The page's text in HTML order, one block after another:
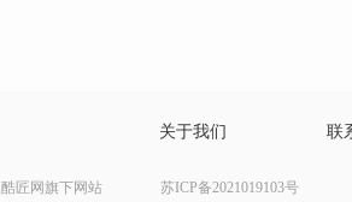
关于我们 联
酷匠网旗下网站 苏ICP备2021019103号